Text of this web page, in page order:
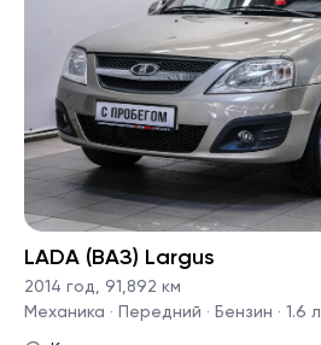
LADA (ВАЗ) Largus
2014 год, 91,892 км
Механика · Передний · Бензин · 1.6